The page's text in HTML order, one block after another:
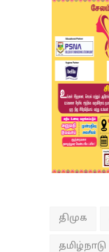
திமுக
தமிழ்நாடு